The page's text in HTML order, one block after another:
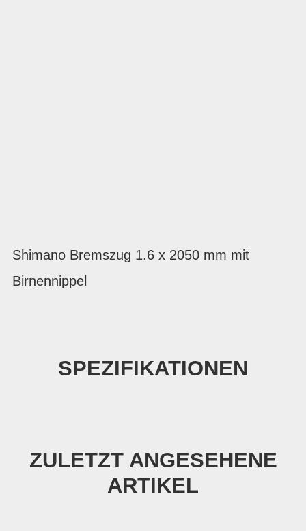
Shimano Bremszug 1.6 x 2050 mm mit
Birnennippel
SPEZIFIKATIONEN
ZULETZT ANGESEHENE
ARTIKEL